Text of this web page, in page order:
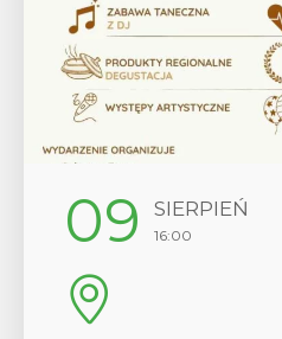
12 SIERPIEŃ
17:00